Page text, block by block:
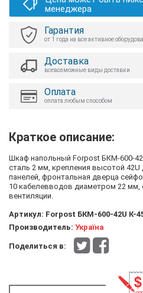
менеджера
Гарантия
от 1 года на все активное
Доставка
всевозможные виды доставки
Оплата
оплата любым способом
Краткое описание:
Шкаф напольный Forpost БКМ-600-
сталь 2 мм, крепления высотой 42U
панелей, фронтальная дверца
10 кабелевводов диаметром 22 мм,
вентиляции.
Артикул: Forpost БКМ-600-42U К-
Производитель: Україна
Поделиться в: